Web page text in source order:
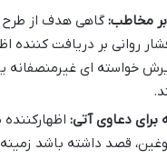
بر مخاطب:گاهی هدف از طرح
روانی بر دریافت کننده
خواسته ای
برای دعاوی آتی:
قصد داشته باشد